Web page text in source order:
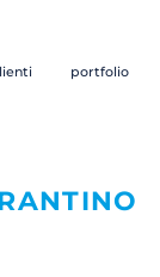
portfolio